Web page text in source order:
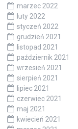
marzec 2022
luty 2022
styczeń 2022
grudzień 2021
listopad 2021
październik 2021
wrzesień 2021
sierpień 2021
lipiec 2021
czerwiec 2021
maj 2021
kwiecień 2021